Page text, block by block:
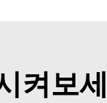
켜보